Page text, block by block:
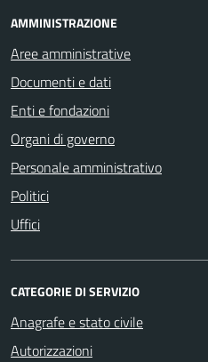
AMMINISTRAZIONE
Aree amministrative
Documenti e dati
Enti e fondazioni
Organi di governo
Personale amministrativo
Politici
Uffici
CATEGORIE DI SERVIZIO
Anagrafe e stato civile
Autorizzazioni